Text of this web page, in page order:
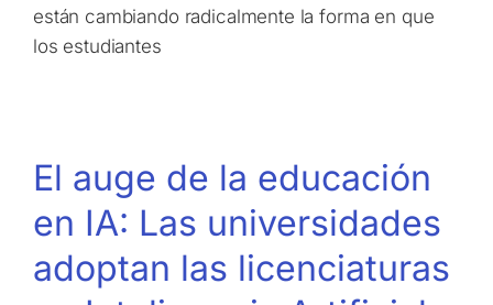
están cambiando radicalmente la forma en que
los estudiantes
El auge de la educación
en IA: Las universidades
adoptan las licenciaturas